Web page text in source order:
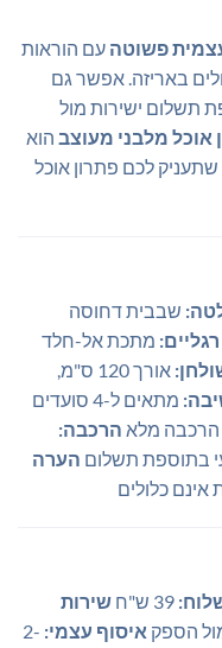
פשוטה עם הוראות
באריזה. אפשר גם
תשלום ישירות מול
אוכל מלבני מעוצב הוא
לכם פתרון אוכל
שבבית דחוסה
מתכת אל-חלד
אורך 120 ס"מ,
מתאים ל-4 סועדים
הרכבה מלא הרכבה:
בתוספת תשלום הערה
כלולים
שירות
הספק איסוף עצמי: 2-